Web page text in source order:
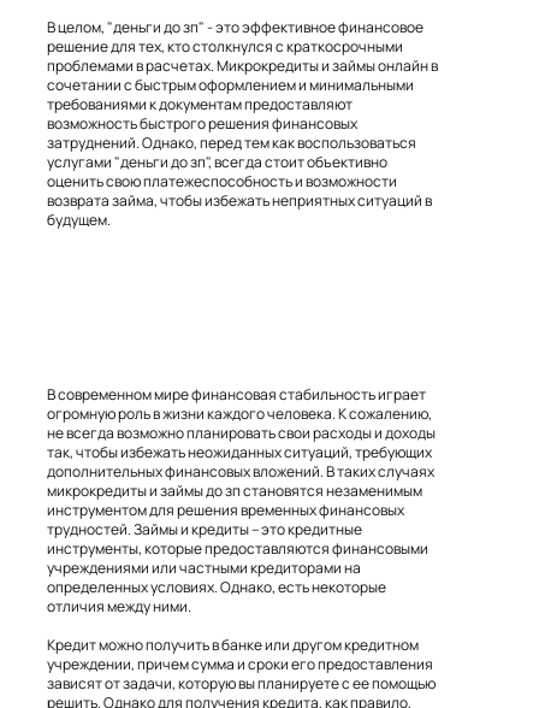
В целом, "деньги до зп" - это эффективное финансовое
решение для тех, кто столкнулся с краткосрочными
проблемами в расчетах. Микрокредиты и займы онлайн в
сочетании с быстрым оформлением и минимальными
требованиями к документам предоставляют
возможность быстрого решения финансовых
затруднений. Однако, перед тем как воспользоваться
услугами "деньги до зп", всегда стоит объективно
оценить свою платежеспособность и возможности
возврата займа, чтобы избежать неприятных ситуаций в
будущем.
В современном мире финансовая стабильность играет
огромную роль в жизни каждого человека. К сожалению,
не всегда возможно планировать свои расходы и доходы
так, чтобы избежать неожиданных ситуаций, требующих
дополнительных финансовых вложений. В таких случаях
микрокредиты и займы до зп становятся незаменимым
инструментом для решения временных финансовых
трудностей. Займы и кредиты – это кредитные
инструменты, которые предоставляются финансовыми
учреждениями или частными кредиторами на
определенных условиях. Однако, есть некоторые
отличия между ними.
Кредит можно получить в банке или другом кредитном
учреждении, причем сумма и сроки его предоставления
зависят от задачи, которую вы планируете с ее помощью
решить. Однако для получения кредита, как правило,